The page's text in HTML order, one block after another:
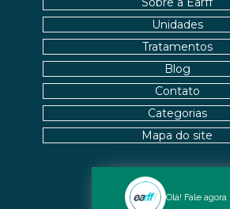
Nossas Unidades
Unidades
Tratamentos
Blog
Contato
Categorias
Mapa do site
Olá! Fale